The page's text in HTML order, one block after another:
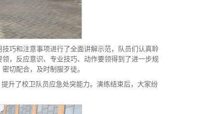
巧和注意事项进行了全面讲解示范，队员们认真聆
，反应意识、专业技巧、动作要领得到了进一步规
切配合，及时制服歹徒。
升了校卫队员应急处突能力。演练结束后，大家纷